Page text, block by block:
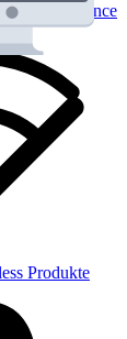
Performance
Produkte